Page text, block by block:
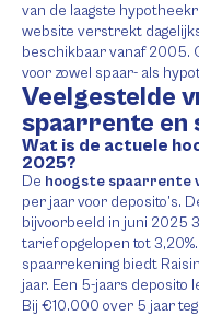
van de laagste
website verstrekt
beschikbaar vanaf 2005.
voor zowel spaar- als
Veelgestelde
spaarrente en
Wat is de actuele
2025?
De hoogste spaarrente
per jaar voor deposito’s.
bijvoorbeeld in juni 2025
tarief opgelopen tot
spaarrekening biedt
jaar. Een 5-jaars deposito
Bij €10.000 over 5 jaar